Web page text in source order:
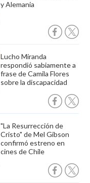
y Alemania
Lucho Miranda
respondió sabiamente a
frase de Camila Flores
sobre la discapacidad
"La Resurrección de
Cristo" de Mel Gibson
confirmó estreno en
cines de Chile